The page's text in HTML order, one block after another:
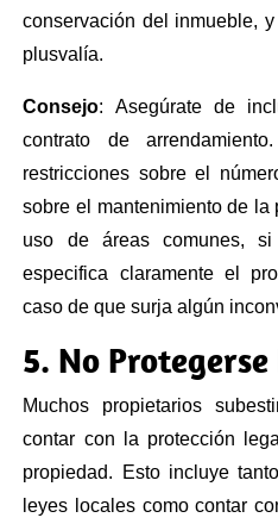
conservación del inmueble,
plusvalía.
Consejo: Asegúrate de
contrato de
restricciones sobre el
sobre el mantenimiento de la
uso de áreas comunes,
especifica claramente el
caso de que surja algún
5. No
Muchos propietarios
contar con la protección
propiedad. Esto incluye
leyes locales como contar